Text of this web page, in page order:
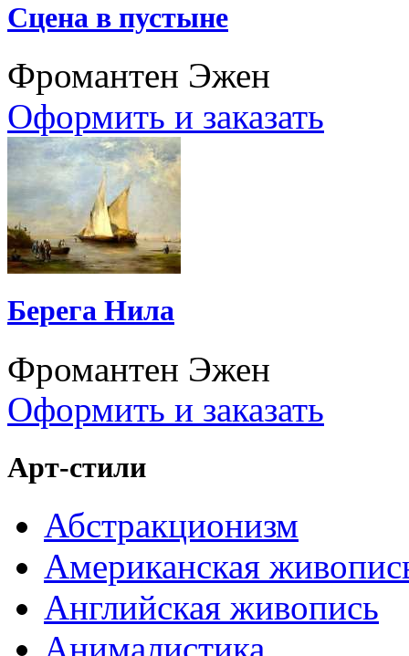
Сцена в пустыне
Фромантен Эжен
Оформить и заказать
Берега Нила
Фромантен Эжен
Оформить и заказать
Арт-стили
Абстракционизм
Американская
Английская живопись
Анималистика